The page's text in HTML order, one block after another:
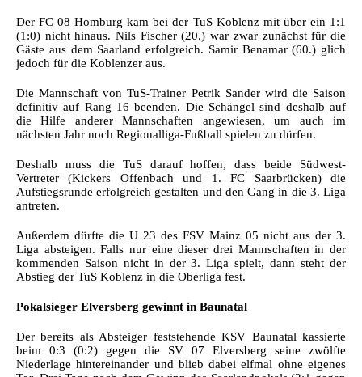
Der FC 08 Homburg kam bei der TuS Koblenz mit über ein 1:1
(1:0) nicht hinaus. Nils Fischer (20.) war zwar zunächst für die
Gäste aus dem Saarland erfolgreich. Samir Benamar (60.) glich
jedoch für die Koblenzer aus.
Die Mannschaft von TuS-Trainer Petrik Sander wird die Saison
definitiv auf Rang 16 beenden. Die Schängel sind deshalb auf
die Hilfe anderer Mannschaften angewiesen, um auch im
nächsten Jahr noch Regionalliga-Fußball spielen zu dürfen.
Deshalb muss die TuS darauf hoffen, dass beide Südwest-
Vertreter (Kickers Offenbach und 1. FC Saarbrücken) die
Aufstiegsrunde erfolgreich gestalten und den Gang in die 3. Liga
antreten.
Außerdem dürfte die U 23 des FSV Mainz 05 nicht aus der 3.
Liga absteigen. Falls nur eine dieser drei Mannschaften in der
kommenden Saison nicht in der 3. Liga spielt, dann steht der
Abstieg der TuS Koblenz in die Oberliga fest.
Pokalsieger Elversberg gewinnt in Baunatal
Der bereits als Absteiger feststehende KSV Baunatal kassierte
beim 0:3 (0:2) gegen die SV 07 Elversberg seine zwölfte
Niederlage hintereinander und blieb dabei elfmal ohne eigenes